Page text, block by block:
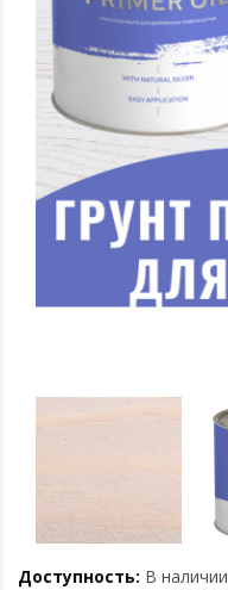
Доступность: В наличии